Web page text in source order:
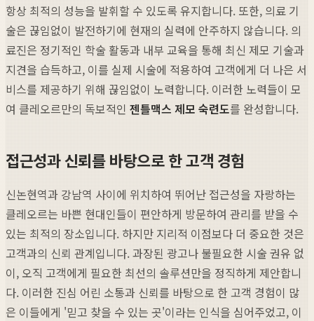
항상 최적의 성능을 발휘할 수 있도록 유지합니다. 또한, 의료 기
술은 끊임없이 발전하기에 현재의 실력에 안주하지 않습니다. 의
료진은 정기적인 학술 활동과 내부 교육을 통해 최신 제모 기술과
지견을 습득하고, 이를 실제 시술에 적용하여 고객에게 더 나은 서
비스를 제공하기 위해 끊임없이 노력합니다. 이러한 노력들이 모
여 클레오르만의 독보적인 젠틀맥스 제모 숙련도를 완성합니다.
접근성과 신뢰를 바탕으로 한 고객 경험
신논현역과 강남역 사이에 위치하여 뛰어난 접근성을 자랑하는
클레오르는 바쁜 현대인들이 편안하게 방문하여 관리를 받을 수
있는 최적의 장소입니다. 하지만 지리적 이점보다 더 중요한 것은
고객과의 신뢰 관계입니다. 과장된 광고나 불필요한 시술 권유 없
이, 오직 고객에게 필요한 최선의 솔루션만을 정직하게 제안합니
다. 이러한 진심 어린 소통과 신뢰를 바탕으로 한 고객 경험이 많
은 이들에게 '믿고 찾을 수 있는 곳'이라는 인식을 심어주었고, 이